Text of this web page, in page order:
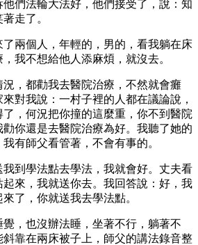
們法輪大法好，他們接受了，說：知
走了。
兩個人，年輕的，男的，看我躺在床
，我不想給他人添麻煩，就沒去。
，都勸我去醫院治療，不然就會癱
對我說：一村子裡的人都在議論說，
，何況把你撞的這麼重，你不到醫院
你還是去醫院治療為好。我聽了她的
有師父看管著，不會有事的。
到學法點去學法，我就會好。丈夫看
來，我就送你去。我回答說：好，我
了，你就送我去學法點。
，也沒辦法睡，坐著不行，躺著不
靠在兩床被子上，師父的講法錄音整